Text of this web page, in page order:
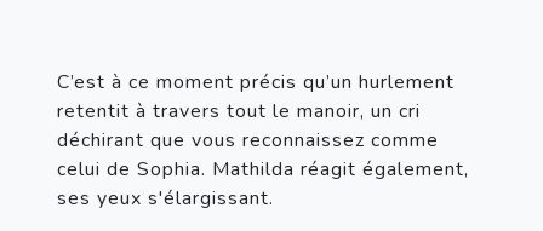
C’est à ce moment précis qu’un hurlement
retentit à travers tout le manoir, un cri
déchirant que vous reconnaissez comme
celui de Sophia. Mathilda réagit également,
ses yeux s'élargissant.